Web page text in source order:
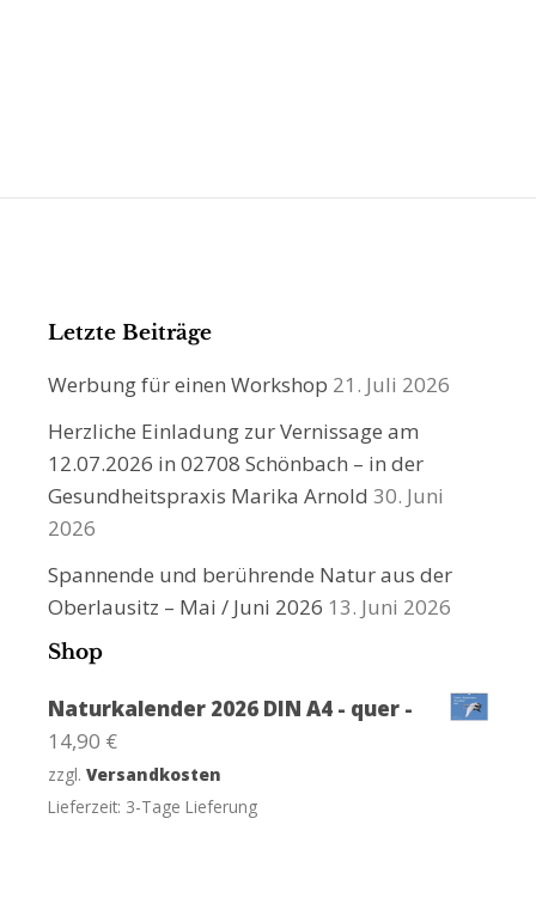
Letzte Beiträge
Werbung für einen Workshop 21. Juli 2026
Herzliche Einladung zur Vernissage am
12.07.2026 in 02708 Schönbach – in der
Gesundheitspraxis Marika Arnold 30. Juni
2026
Spannende und berührende Natur aus der
Oberlausitz – Mai / Juni 2026 13. Juni 2026
Shop
Naturkalender 2026 DIN A4 - quer -
14,90 €
zzgl. Versandkosten
Lieferzeit: 3-Tage Lieferung